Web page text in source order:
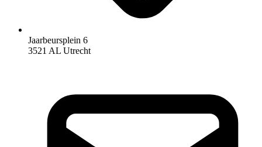
Jaarbeursplein 6
3521 AL Utrecht